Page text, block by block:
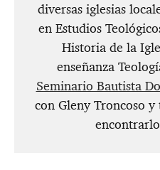
diversas iglesias
en Estudios
Historia de la
enseñanza
Seminario Bautista
con Gleny Troncoso y